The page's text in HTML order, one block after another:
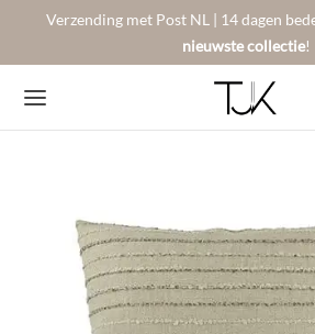
Verzending met Post NL | 14 dagen
nieuwste collectie!
BERGER